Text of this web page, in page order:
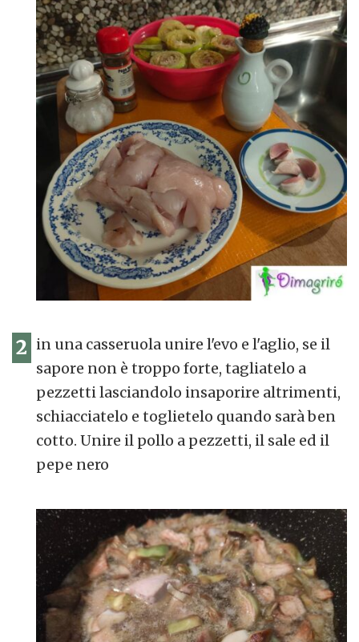
2 in una casseruola unire l'evo e l'aglio, se il
sapore non è troppo forte, tagliatelo a
pezzetti lasciandolo insaporire altrimenti,
schiacciatelo e toglietelo quando sarà ben
cotto. Unire il pollo a pezzetti, il sale ed il
pepe nero